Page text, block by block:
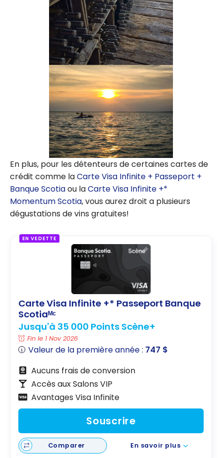
En plus, pour les détenteurs de certaines cartes de
crédit comme laCarte Visa Infinite + Passeport +
Banque Scotiaou laCarte Visa Infinite +*
Momentum Scotia, vous aurez droit a plusieurs
dégustations de vins gratuites!
EN VEDETTE
Carte Visa Infinite +* Passeport Banque
Scotiaᴹᶜ
Jusqu'à 35 000 Points Scène+
Fin le 1 Nov 2026
Valeur de la première année : 747 $
Aucuns frais de conversion
Accès aux Salons VIP
Avantages Visa Infinite
Souscrire
Comparer En savoir plus